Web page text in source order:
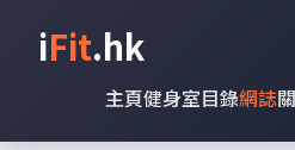
iFit.hk
主頁健身室目錄網誌